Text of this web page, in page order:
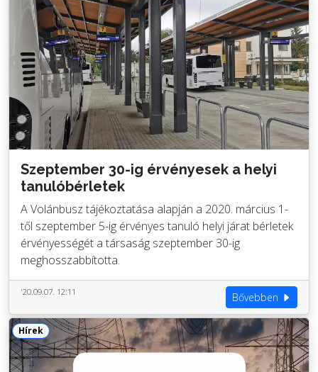
Szeptember 30-ig érvényesek a helyi
tanulóbérletek
A Volánbusz tájékoztatása alapján a 2020. március 1-
től szeptember 5-ig érvényes tanuló helyi járat bérletek
érvényességét a társaság szeptember 30-ig
meghosszabbította.
'20.09.07. 12:11 Bővebben
Hírek